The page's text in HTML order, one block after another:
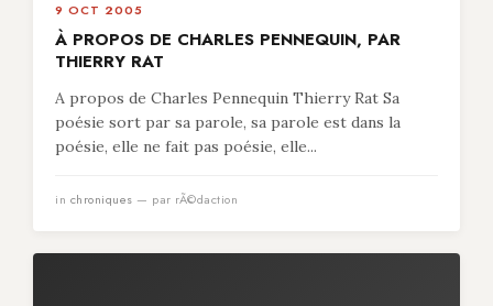
9 OCT 2005
À PROPOS DE CHARLES PENNEQUIN, PAR
THIERRY RAT
A propos de Charles Pennequin Thierry Rat Sa
poésie sort par sa parole, sa parole est dans la
poésie, elle ne fait pas poésie, elle...
in chroniques — par rÃ©daction